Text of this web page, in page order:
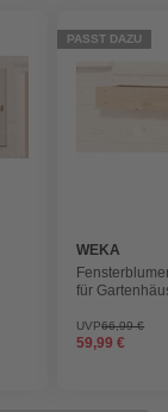
PASST DAZU
WEKA
für
UVP66,99 €
59,99 €